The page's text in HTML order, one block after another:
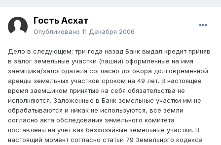
Гость Асхат
Опубликовано 11 Декабря 2006
Дело в следующем; три года назад Банк выдал кредит приняв
в залог земельные участки (пашни) оформленные на имя
заемщика/залогодателя согласно договора долговременной
аренды земельных участков сроком на 49 лет. В настоящее
время заемщиком принятые на себя обязательства не
исполняются. Заложенные в Банк земельные участки им не
обрабатываются и никак не используются, все земли
согласно акта обследования земельного комитета
поставлены на учет как безхозяйные земельные участки. В
настоящий момент согласно статьи 79 Земельного кодекса